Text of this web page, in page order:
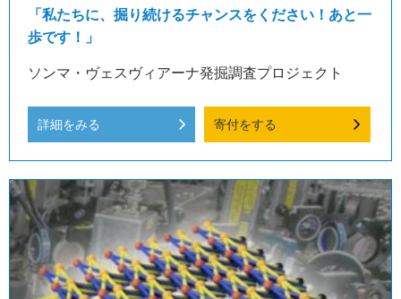
「私たちに、掘り続けるチャンスをください！あと一
歩です！」
ソンマ・ヴェスヴィアーナ発掘調査プロジェクト
詳細をみる 寄付をする